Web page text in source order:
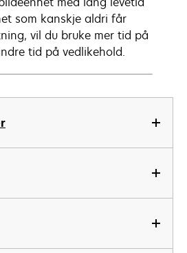
som kanskje aldri får
vil du bruke mer tid på
tid på vedlikehold.